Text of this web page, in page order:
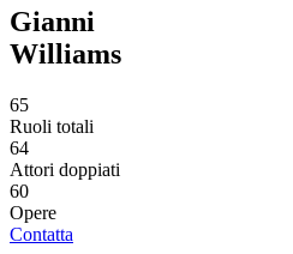
Gianni
Williams
65
Ruoli totali
64
Attori doppiati
60
Opere
Contatta